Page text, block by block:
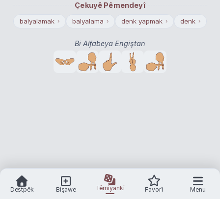
Çekuyê Pêmendeyî
balyalamak › balyalama › denk yapmak › denk ›
Bi Alfabeya Engiştan
Destpêk Bişawe Têmîyankî Favorî Menu